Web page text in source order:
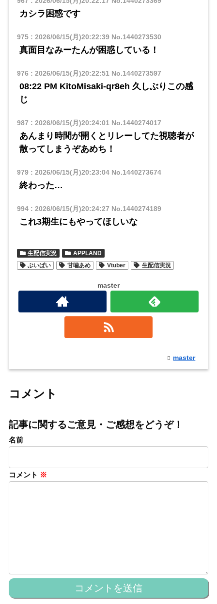
カシラ困惑です
975: 2026/06/15(月)20:22:39No.1440273530
真面目なみーたんが困惑している！
976 : 2026/06/15(月)20:22:51 No.1440273597
08:22 PM KitoMisaki-qr8eh 久しぶりこの感
じ
987 : 2026/06/15(月)20:24:01 No.1440274017
あんまり時間が開くとリレーしてた視聴者が
散ってしまうぞあめち！
979: 2026/06/15(月)20:23:04No.1440273674
終わった…
994: 2026/06/15(月)20:24:27 No.1440274189
これ3期生にもやってほしいな
生配信実況
APPLAND
ぶいぱい
甘噛あめ Vtuber 生配信実況
master
master
コメント
記事に関するご意見・ご感想をどうぞ！
名前
コメント ※